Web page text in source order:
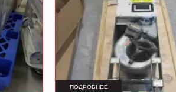
ПОДРОБНЕЕ